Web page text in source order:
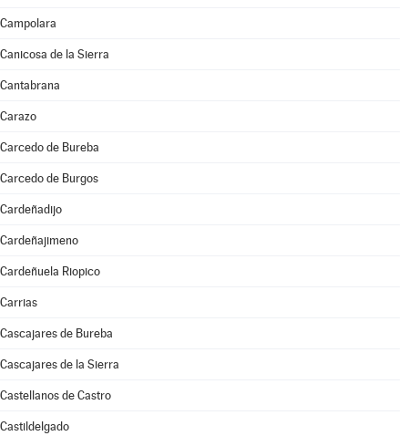
Campolara
Canicosa de la Sierra
Cantabrana
Carazo
Carcedo de Bureba
Carcedo de Burgos
Cardeñadijo
Cardeñajimeno
Cardeñuela Riopico
Carrias
Cascajares de Bureba
Cascajares de la Sierra
Castellanos de Castro
Castildelgado